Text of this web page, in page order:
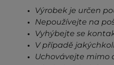
Výrobek je určen
Nepoužívejte na
Vyhýbejte se
V případě
Uchovávejte mimo